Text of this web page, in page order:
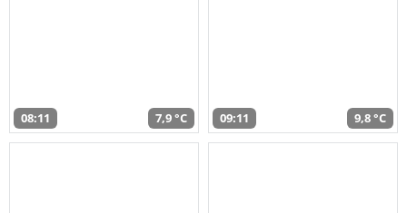
08:11 7,9 °C 09:11 9,8 °C